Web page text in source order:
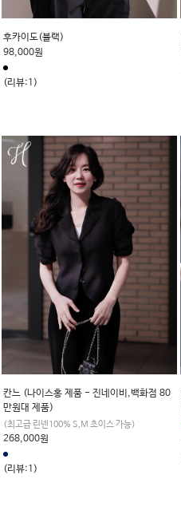
후카이도(블랙)
98,000원
(리뷰:1)
칸느 (나이스홍 제품 - 진네이비,백화점 80
만원대 제품)
(최고급 린넨100% S,M 초이스 가능)
268,000원
(리뷰:1)